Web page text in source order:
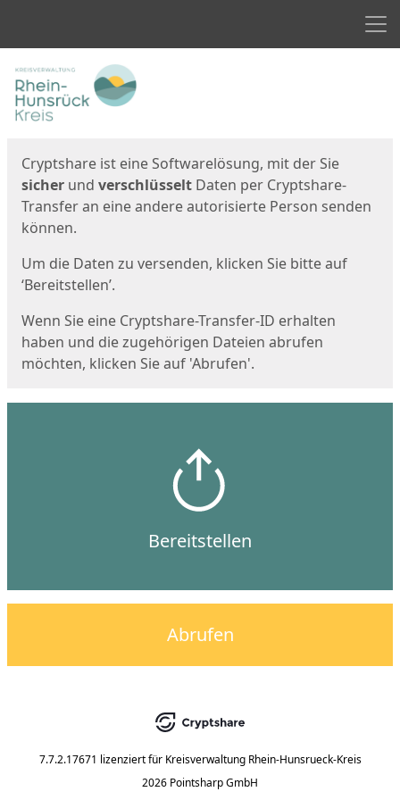
Start
Cryptshare ist eine Softwarelösung, mit der Sie
sicher und verschlüsselt Daten per Cryptshare-
Transfer an eine andere autorisierte Person senden
können.
Um die Daten zu versenden, klicken Sie bitte auf
‘Bereitstellen’.
Wenn Sie eine Cryptshare-Transfer-ID erhalten
haben und die zugehörigen Dateien abrufen
möchten, klicken Sie auf 'Abrufen'.
Bereitstellen
Abrufen
7.7.2.17671 lizenziert für Kreisverwaltung Rhein-Hunsrueck-Kreis
2026 Pointsharp GmbH